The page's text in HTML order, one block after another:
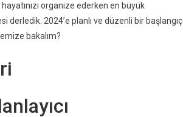
organize ederken en büyük
derledik. 2024’e planlı ve düzenli bir başlangıç
bakalım?